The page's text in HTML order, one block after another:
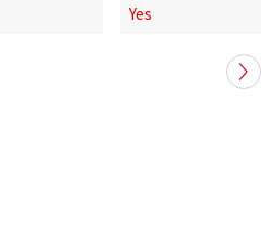
Yes